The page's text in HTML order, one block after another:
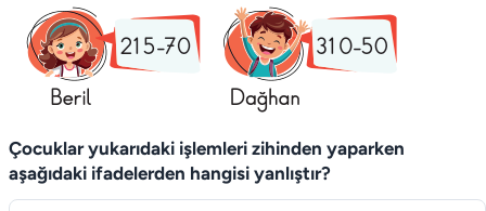
Çocuklar yukarıdaki işlemleri zihinden yaparken
aşağıdaki ifadelerden hangisi yanlıştır?